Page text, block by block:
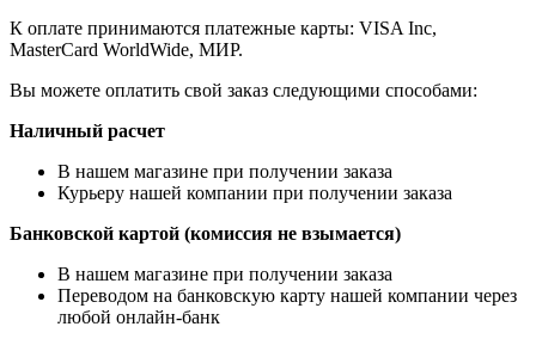
К оплате принимаются платежные карты: VISA Inc,
MasterCard WorldWide, МИР.
Вы можете оплатить свой заказ следующими способами:
Наличный расчет
В нашем магазине при получении заказа
Курьеру нашей компании при получении заказа
Банковской картой (комиссия не взымается)
В нашем магазине при получении заказа
Переводом на банковскую карту нашей компании через
любой онлайн-банк